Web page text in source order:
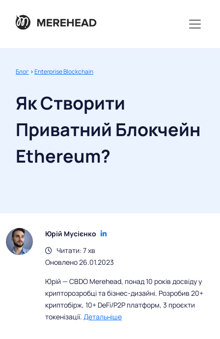
Блог >Enterprise Blockchain
Як Створити
Приватний Блокчейн
Ethereum?
Юрій Мусієнко
Читати: 7 хв
Оновлено 26.01.2023
Юрій — CBDO Merehead, понад 10 років досвіду у
крипторозробці та бізнес-дизайні. Розробив 20+
криптобірж, 10+ DeFi/P2P платформ, 3 проєкти
токенізації. Детальніше